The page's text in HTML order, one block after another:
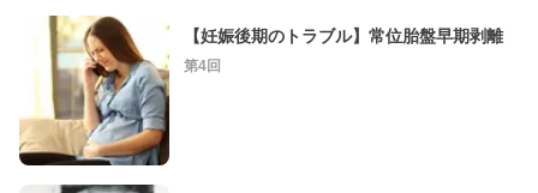
【妊娠後期のトラブル】常位胎盤早期剥離
第4回